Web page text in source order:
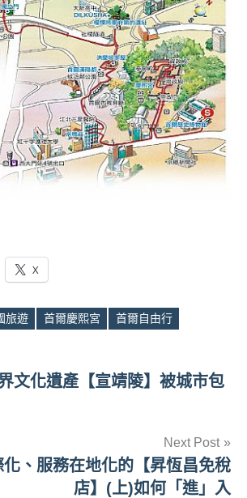
X
旅遊 首爾慶熙宮 首爾自由行
文化遺產【宣靖陵】被城市包
Next Post
、服務在地化的【昇恆昌免稅
店】(上)如何「進」入